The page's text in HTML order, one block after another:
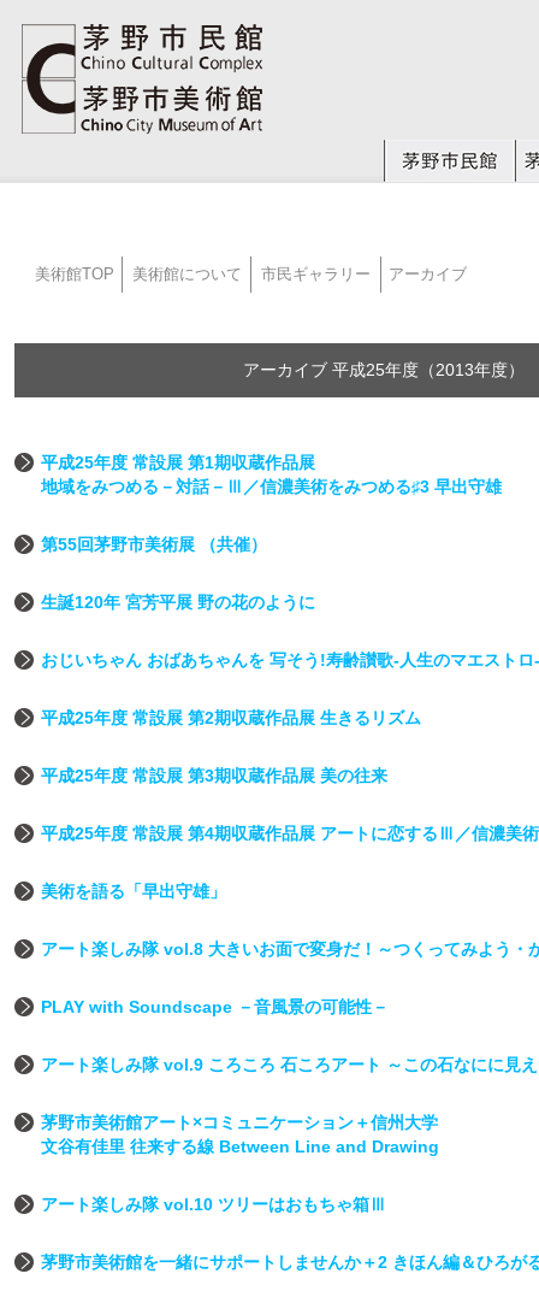
美術館TOP 美術館について 市民ギャラリー アーカイブ
アーカイブ 平成25年度（2013年度）
平成25年度 常設展 第1期収蔵作品展
地域をみつめる－対話－Ⅲ／信濃美術をみつめる♯3 早出守雄
第55回茅野市美術展 （共催）
生誕120年 宮芳平展 野の花のように
おじいちゃん おばあちゃんを 写そう!寿齢讃歌-人生のマエスト
平成25年度 常設展 第2期収蔵作品展 生きるリズム
平成25年度 常設展 第3期収蔵作品展 美の往来
平成25年度 常設展 第4期収蔵作品展 アートに恋するⅢ／信濃美
美術を語る「早出守雄」
アート楽しみ隊 vol.8 大きいお面で変身だ！～つくってみよう・
PLAY with Soundscape －音風景の可能性－
アート楽しみ隊 vol.9 ころころ 石ころアート ～この石なにに見
茅野市美術館アート×コミュニケーション＋信州大学
文谷有佳里 往来する線 Between Line and Drawing
アート楽しみ隊 vol.10 ツリーはおもちゃ箱Ⅲ
茅野市美術館を一緒にサポートしませんか＋2 きほん編＆ひろが